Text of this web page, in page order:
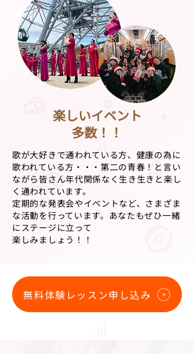
楽しいイベント
多数！！
歌が大好きで通われている方、健康の為に
歌われている方・・・第二の青春！と言い
ながら皆さん年代関係なく生き生きと楽し
く通われています。
定期的な発表会やイベントなど、さまざま
な活動を行っています。あなたもぜひ一緒
にステージに立って
楽しみましょう！！
無料体験レッスン申し込み